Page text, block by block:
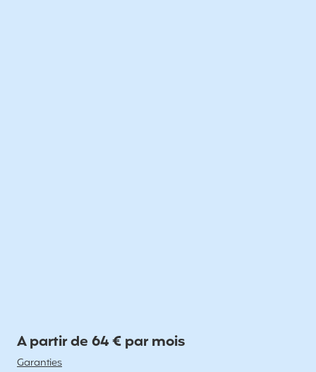
A partir de 64 € par mois
Garanties